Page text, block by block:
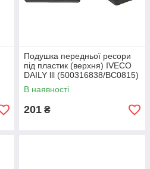
Подушка передньої ресори
під пластик (верхня) IVECO
DAILY lll (500316838/BC0815)
Bcguma +
В наявності
201 ₴